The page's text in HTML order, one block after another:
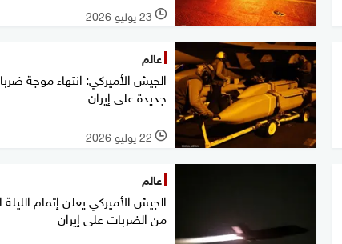
l 23 يوليو 2026
عالم
الجيش الأميركي: انتهاء موجة
جديدة على إيران
l 22 يوليو 2026
عالم
من الضربات على إيران